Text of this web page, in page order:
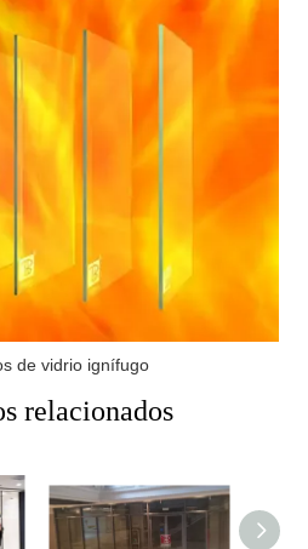
de vidrio ignífugo
relacionados